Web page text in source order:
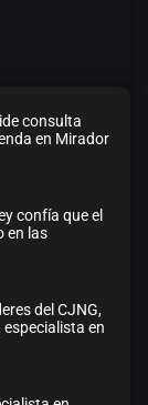
consulta
en Mirador
confía que el
en las
del CJNG,
en